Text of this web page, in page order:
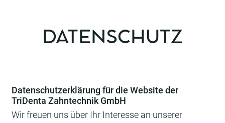
DATENSCHUTZ
Datenschutzerklärung für die Website der
TriDenta Zahntechnik GmbH
Wir freuen uns über Ihr Interesse an unserer